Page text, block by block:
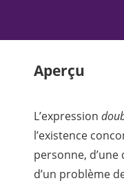
Aperçu
L’expression
l’existence
personne,
d’un problème